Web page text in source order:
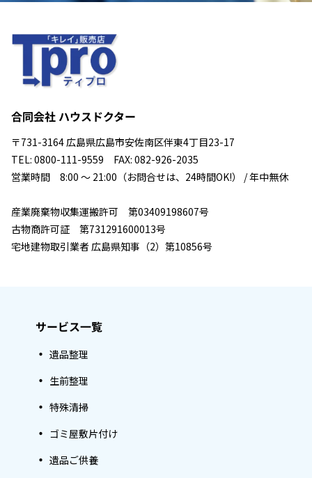
合同会社 ハウスドクター
〒731-3164 広島県広島市安佐南区伴東4丁目23-17
TEL: 0800-111-9559 FAX: 082-926-2035
営業時間 8:00 ～ 21:00（お問合せは、24時間OK!） / 年中無休
産業廃棄物収集運搬許可 第03409198607号
古物商許可証 第731291600013号
宅地建物取引業者 広島県知事（2）第10856号
サービス一覧
遺品整理
生前整理
特殊清掃
ゴミ屋敷片付け
遺品ご供養